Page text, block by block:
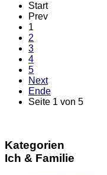
Start
Prev
1
2
3
4
5
Next
Ende
Seite 1 von 5
Kategorien
Ich & Familie